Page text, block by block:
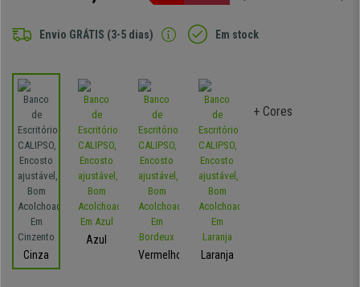
Envio GRÁTIS (3-5 dias) Em stock
Cinza
Azul
Vermelho
Laranja
+ Cores